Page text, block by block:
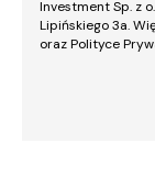
Investment Sp. z
Lipińskiego 3a.
oraz Polityce